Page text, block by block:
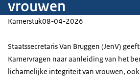
vrouwen
Kamerstuk08-04-2026
Staatssecretaris Van Bruggen (JenV)
Kamervragen naar aanleiding van het
lichamelijke integriteit van vrouwen,